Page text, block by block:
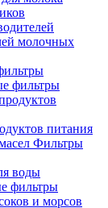
молочных
фильтры
питания
Фильтры
воды
фильтры